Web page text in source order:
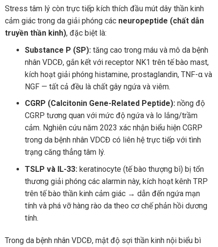
Stress tâm lý còn trực tiếp kích thích đầu mút dây thần kinh
cảm giác trong da giải phóng các neuropeptide (chất dẫn
truyền thần kinh), đặc biệt là:
Substance P (SP):tăng cao trong máu và mô da bệnh
nhân VDCĐ, gắn kết với receptor NK1 trên tế bào mast,
kích hoạt giải phóng histamine, prostaglandin, TNF-α và
NGF — tất cả đều là chất gây ngứa và viêm.
CGRP (Calcitonin Gene-Related Peptide):nồng độ
CGRP tương quan với mức độ ngứa và lo lắng/trầm
cảm. Nghiên cứu năm 2023 xác nhận biểu hiện CGRP
trong da bệnh nhân VDCĐ có liên hệ trực tiếp với tình
trạng căng thẳng tâm lý.
TSLP và IL-33:keratinocyte (tế bào thượng bì) bị tổn
thương giải phóng các alarmin này, kích hoạt kênh TRP
trên tế bào thần kinh cảm giác → dẫn đến ngứa mạn
tính và phá vỡ hàng rào da theo cơ chế phản hồi dương
tính.
Trong da bệnh nhân VDCĐ, mật độ sợi thần kinh nội biểu bì